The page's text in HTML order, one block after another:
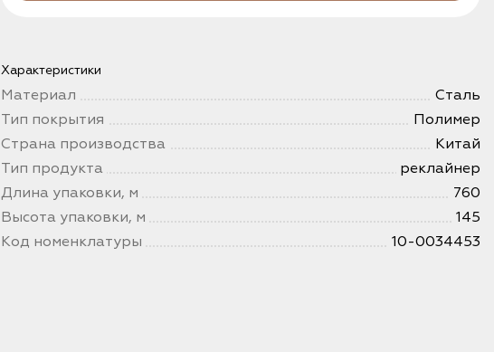
Характеристики
Материал
Сталь
Тип покрытия
Полимер
Страна производства
Китай
Тип продукта
реклайнер
Длина упаковки, м
760
Высота упаковки, м
145
Код номенклатуры
10-0034453